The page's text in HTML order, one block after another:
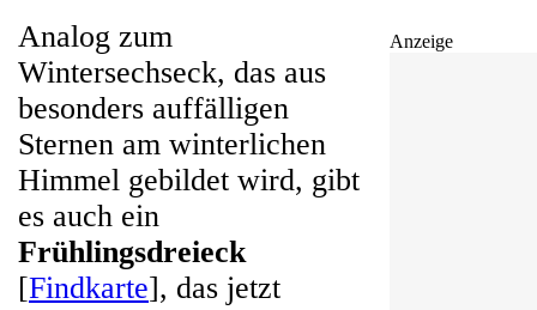
Anzeige
Analog zum
Wintersechseck, das aus
besonders auffälligen
Sternen am winterlichen
Himmel gebildet wird, gibt
es auch ein
Frühlingsdreieck
[Findkarte], das jetzt